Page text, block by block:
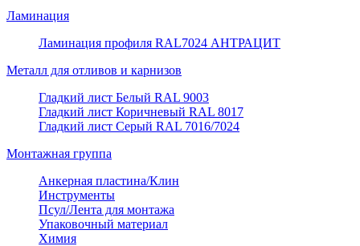
Ламинация
Ламинация профиля RAL7024 АНТРАЦИТ
Металл для отливов и карнизов
Гладкий лист Белый RAL 9003
Гладкий лист Коричневый RAL 8017
Гладкий лист Серый RAL 7016/7024
Монтажная группа
Анкерная пластина/Клин
Инструменты
Псул/Лента для монтажа
Упаковочный материал
Химия